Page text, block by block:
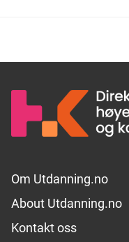
Footer links
Om Utdanning.no
About Utdanning.no
Kontakt oss